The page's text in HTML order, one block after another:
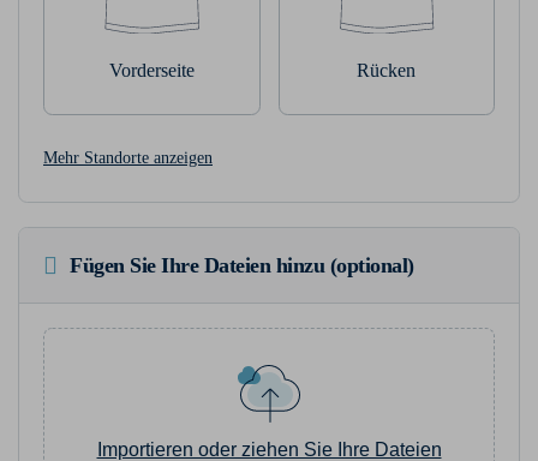
Vorderseite Rücken
Mehr Standorte anzeigen
Fügen Sie Ihre Dateien hinzu (optional)
Importieren oder ziehen Sie Ihre Dateien